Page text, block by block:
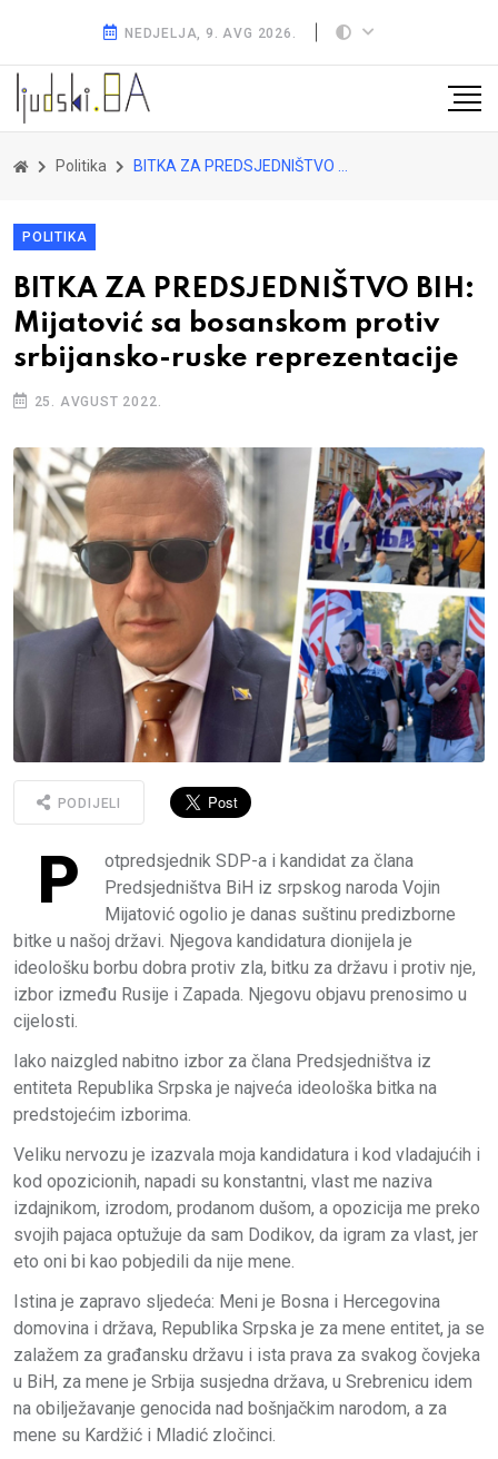
NEDJELJA, 9. AVG 2026.
Politika BITKA ZA PREDSJEDNIŠTVO BIH: Mijatović sa bosanskom protiv srbijansko-ruske reprezentacije
POLITIKA
BITKA ZA PREDSJEDNIŠTVO BIH:
Mijatović sa bosanskom protiv
srbijansko-ruske reprezentacije
25. AVGUST 2022.
PODIJELI
P
otpredsjednik SDP-a i kandidat za člana
Predsjedništva BiH iz srpskog naroda Vojin
Mijatović ogolio je danas suštinu predizborne
bitke u našoj državi. Njegova kandidatura dionijela je
ideološku borbu dobra protiv zla, bitku za državu i protiv nje,
izbor između Rusije i Zapada. Njegovu objavu prenosimo u
cijelosti.
Iako naizgled nabitno izbor za člana Predsjedništva iz
entiteta Republika Srpska je najveća ideološka bitka na
predstojećim izborima.
Veliku nervozu je izazvala moja kandidatura i kod vladajućih i
kod opozicionih, napadi su konstantni, vlast me naziva
izdajnikom, izrodom, prodanom dušom, a opozicija me preko
svojih pajaca optužuje da sam Dodikov, da igram za vlast, jer
eto oni bi kao pobjedili da nije mene.
Istina je zapravo sljedeća: Meni je Bosna i Hercegovina
domovina i država, Republika Srpska je za mene entitet, ja se
zalažem za građansku državu i ista prava za svakog čovjeka
u BiH, za mene je Srbija susjedna država, u Srebrenicu idem
na obilježavanje genocida nad bošnjačkim narodom, a za
mene su Kardžić i Mladić zločinci.